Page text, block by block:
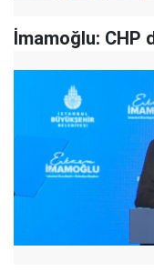
İmamoğlu: CHP